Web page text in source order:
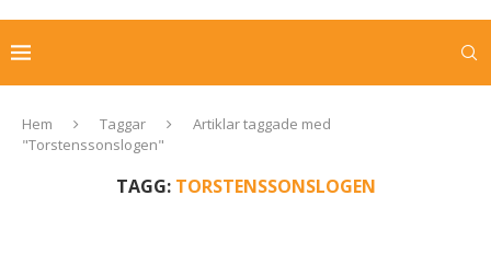
Hem Taggar
Artiklar taggade med
"Torstenssonslogen"
TAGG: TORSTENSSONSLOGEN